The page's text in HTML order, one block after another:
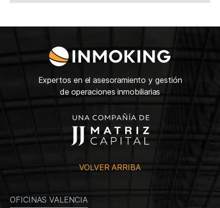
Expertos en el asesoramiento y gestión
de operaciones inmobiliarias
VOLVER ARRIBA
OFICINAS VALENCIA